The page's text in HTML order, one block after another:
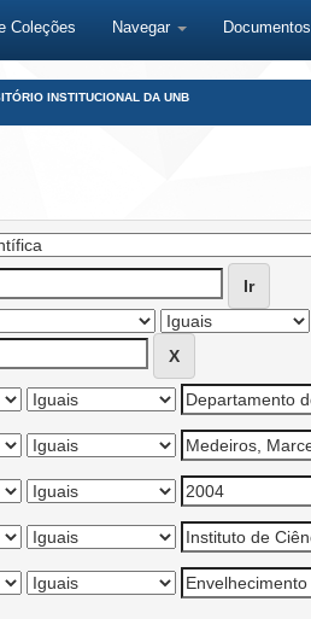
Coleções Navegar Documentos
INSTITUCIONAL DA UNB